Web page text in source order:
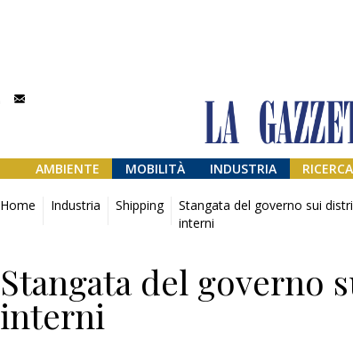
AMBIENTE MOBILITÀ INDUSTRIA RICERCA
Home Industria Shipping
Stangata del governo sui
interni
Stangata del governo
interni